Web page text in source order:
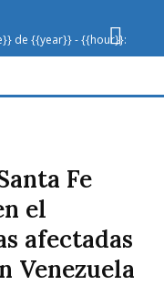
de {{year}} - {{hour}}:
Fe
el
afectadas
Venezuela